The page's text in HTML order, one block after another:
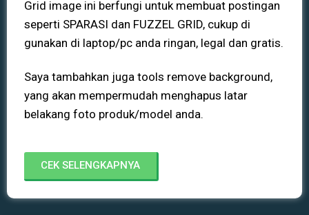
Grid image ini berfungi untuk membuat postingan
seperti SPARASI dan FUZZEL GRID, cukup di
gunakan di laptop/pc anda ringan, legal dan gratis.
Saya tambahkan juga tools remove background,
yang akan mempermudah menghapus latar
belakang foto produk/model anda.
CEK SELENGKAPNYA